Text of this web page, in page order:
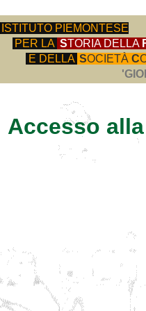
ISTITUTO PIEMONTESE
PER LA STORIA DELLA
E DELLA SOCIETÀ C
Accesso